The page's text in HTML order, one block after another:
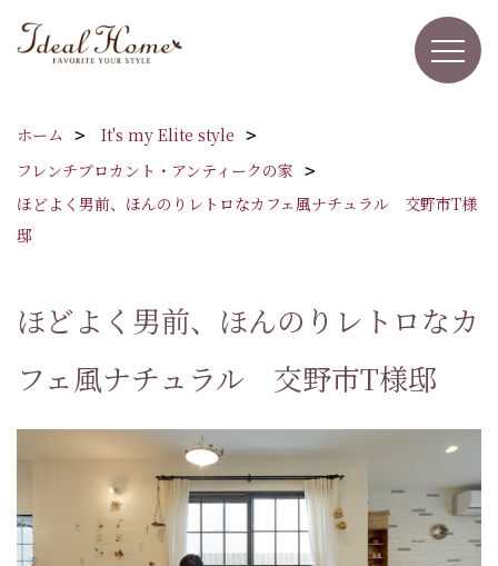
ホーム
It's my Elite style
フレンチブロカント・アンティークの家
ほどよく男前、ほんのりレトロなカフェ風ナチュラル 交野市T様
邸
ほどよく男前、ほんのりレトロなカ
フェ風ナチュラル 交野市T様邸